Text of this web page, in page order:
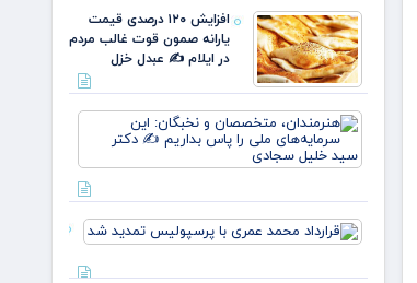
افزایش ۱۲۰ درصدی قیمت
یارانه صمون قوت غالب مردم
در ایلام ✍️ عبدل خزل